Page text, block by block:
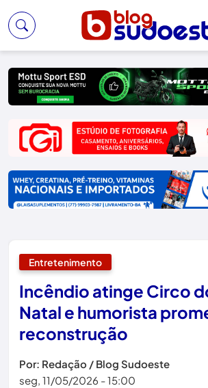
Entretenimento
Incêndio atinge Circo
Natal e humorista
reconstrução
Por: Redação / Blog Sudoeste
seg, 11/05/2026 - 15:00